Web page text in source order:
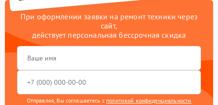
При оформлении заявки на ремонт техники через
сайт,
действует персональная бессрочная скидка
Отправляя, Вы соглашаетесь с политикой конфиденциальности